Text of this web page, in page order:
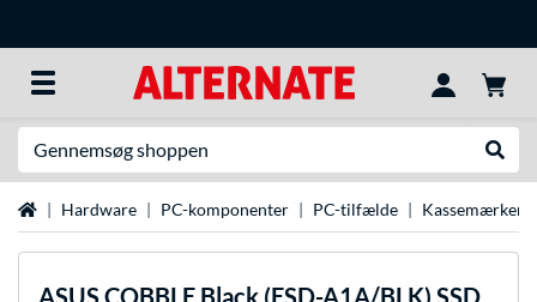
StartsideHardware PC-komponenter PC-tilfælde Kassemærker
ASUS COBBLE Black (ESD-A1A/BLK) SSD